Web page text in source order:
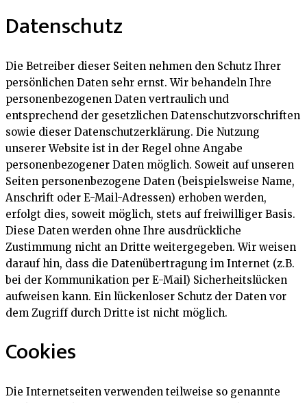
Datenschutz
Die Betreiber dieser Seiten nehmen den Schutz Ihrer
persönlichen Daten sehr ernst. Wir behandeln Ihre
personenbezogenen Daten vertraulich und
entsprechend der gesetzlichen Datenschutzvorschriften
sowie dieser Datenschutzerklärung. Die Nutzung
unserer Website ist in der Regel ohne Angabe
personenbezogener Daten möglich. Soweit auf unseren
Seiten personenbezogene Daten (beispielsweise Name,
Anschrift oder E-Mail-Adressen) erhoben werden,
erfolgt dies, soweit möglich, stets auf freiwilliger Basis.
Diese Daten werden ohne Ihre ausdrückliche
Zustimmung nicht an Dritte weitergegeben. Wir weisen
darauf hin, dass die Datenübertragung im Internet (z.B.
bei der Kommunikation per E-Mail) Sicherheitslücken
aufweisen kann. Ein lückenloser Schutz der Daten vor
dem Zugriff durch Dritte ist nicht möglich.
Cookies
Die Internetseiten verwenden teilweise so genannte